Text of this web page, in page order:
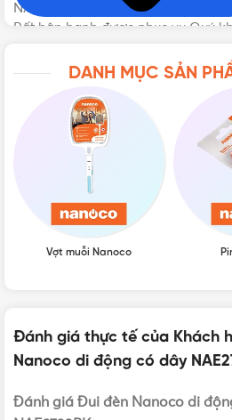
NAE2720W / NAE2720BK chính
Rất hân hạnh được phục vụ Quý
VẬT TƯ 365 - NHÀ PHÂN PHỐI
CHUYÊN
Hotline: 0912917977
DANH MỤC SẢN
Vợt muỗi Nanoco
Đánh giá thực tế của Khách
Nanoco di động có dây
Đánh giá Đui đèn Nanoco di